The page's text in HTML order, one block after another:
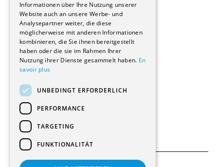
Wohnungen
Renovierungen
Innere Umbauten
Gastgewerbe und Tourismus
Verwaltungsgebäude und Geschäfte
Schuleinrichtungen
Medizinische Einrichtungen
Kultur - Sport - Freizeit
Industrie - Handwerk
Transport und Parkplätze
Diverse Bauten
Informationen über Ihre Nutzung unserer
Website auch an unsere Werbe- und
Analysepartner weiter, die diese
möglicherweise mit anderen Informationen
kombinieren, die Sie ihnen bereitgestellt
haben oder die sie im Rahmen Ihrer
Nutzung ihrer Dienste gesammelt haben. En
savoir plus
UNBEDINGT ERFORDERLICH
PERFORMANCE
TARGETING
FUNKTIONALITÄT